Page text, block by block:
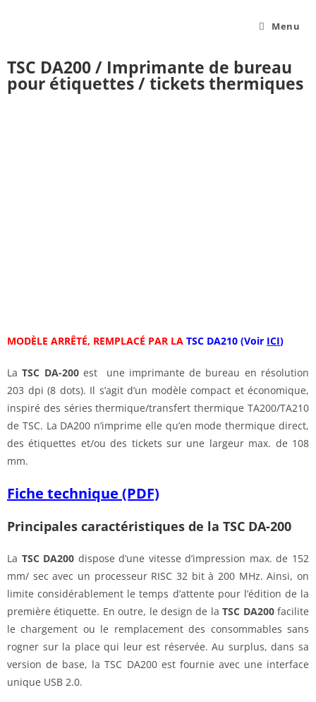
Menu
TSC DA200 / Imprimante de bureau
pour étiquettes / tickets thermiques
MODÈLE ARRÊTÉ, REMPLACÉ PAR LA TSC DA210 (Voir ICI)
LaTSC DA-200 est une imprimante de bureau en résolution
203 dpi (8 dots). Il s’agit d’un modèle compact et économique,
inspiré des séries thermique/transfert thermique TA200/TA210
de TSC. La DA200 n’imprime elle qu’en mode thermique direct,
des étiquettes et/ou des tickets sur une largeur max. de 108
mm.
Fiche technique (PDF)
Principales caractéristiques de la TSC DA-200
La TSC DA200 dispose d’une vitesse d’impression max. de 152
mm/ sec avec un processeur RISC 32 bit à 200 MHz. Ainsi, on
limite considérablement le temps d’attente pour l’édition de la
première étiquette. En outre, le design de laTSC DA200facilite
le chargement ou le remplacement des consommables sans
rogner sur la place qui leur est réservée. Au surplus, dans sa
version de base, la TSC DA200 est fournie avec une interface
unique USB 2.0.